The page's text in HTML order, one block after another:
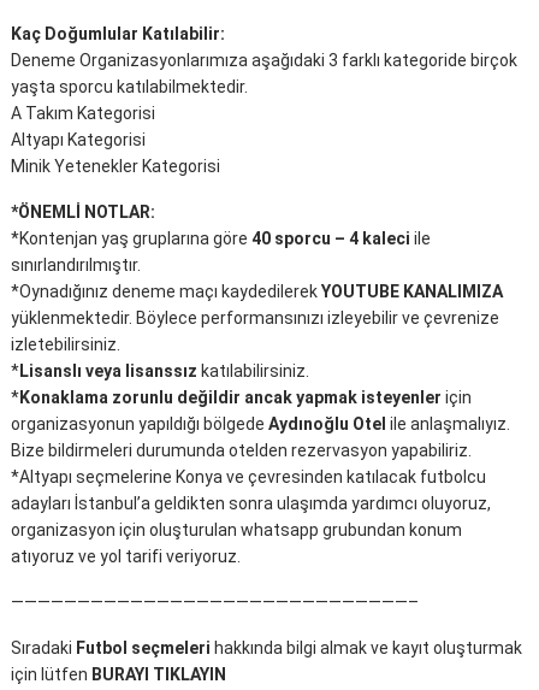
Kaç Doğumlular Katılabilir:
Deneme Organizasyonlarımıza aşağıdaki 3 farklı kategoride birçok
yaşta sporcu katılabilmektedir.
A Takım Kategorisi
Altyapı Kategorisi
Minik Yetenekler Kategorisi
*ÖNEMLİ NOTLAR:
*Kontenjan yaş gruplarına göre40 sporcu – 4 kaleci ile
sınırlandırılmıştır.
*Oynadığınız deneme maçı kaydedilerekYOUTUBE KANALIMIZA
yüklenmektedir. Böylece performansınızı izleyebilir ve çevrenize
izletebilirsiniz.
*Lisanslı veya lisanssız katılabilirsiniz.
*Konaklama zorunlu değildir ancak yapmak isteyenler için
organizasyonun yapıldığı bölgedeAydınoğlu Otel ile anlaşmalıyız.
Bize bildirmeleri durumunda otelden rezervasyon yapabiliriz.
*Altyapı seçmelerine Konya ve çevresinden katılacak futbolcu
adayları İstanbul’a geldikten sonra ulaşımda yardımcı oluyoruz,
organizasyon için oluşturulan whatsapp grubundan konum
atıyoruz ve yol tarifi veriyoruz.
——————————————————————————————–
Sıradaki Futbol seçmeleri hakkında bilgi almak ve kayıt oluşturmak
için lütfen BURAYI TIKLAYIN